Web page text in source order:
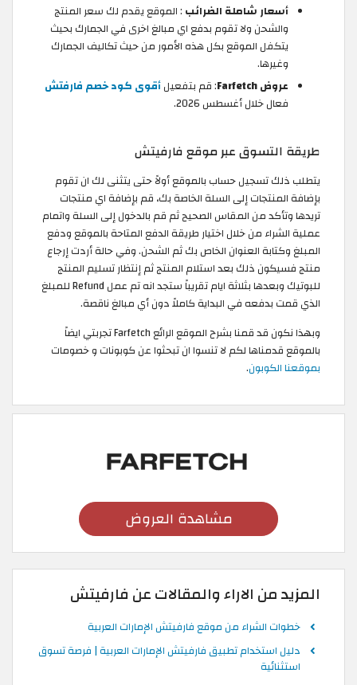
أسعار شاملة الضرائب : الموقع يقدم لك سعر المنتج
والشحن ولا تقوم بدفع اي مبالغ اخرى في الجمارك بحيث
يتكفل الموقع بكل هذه الأمور من حيث تكاليف الجمارك
وغيرها.
عروض Farfetch
: قم بتفعيلأقوى كود خصم فارفتش
فعال خلال أغسطس 2026.
طريقة التسوق عبر موقع فارفيتش
يتطلب ذلك تسجيل حساب بالموقع أولاً حتى يتثنى لك ان تقوم
بإضافة المنتجات إلى السلة الخاصة بك، قم بإضافة اي منتجات
تريدها وتأكد من المقاس الصحيح ثم قم بالدخول إلى السلة واتمام
عملية الشراء من خلال اختيار طريقة الدفع المتاحة بالموقع ودفع
المبلغ وكتابة العنوان الخاص بك ثم الشحن. وفي حالة أردت إرجاع
منتج فسيكون ذلك بعد استلام المنتج ثم إنتظار تسليم المنتج
للبوتيك وبعدها بثلاثة ايام تقريباً ستجد انه تم عمل Refund للمبلغ
الذي قمت بدفعه في البداية كاملاً دون أي مبالغ ناقصة.
وبهذا نكون قد قمنا بشرح الموقع الرائع Farfetch تجربتي ايضاً
بالموقع قدمناها لكم لا تنسوا ان تبحثوا عن كوبونات و خصومات
بموقعنا الكوبون.
مشاهدة العروض
المزيد من الاراء والمقالات عن فارفيتش
خطوات الشراء من موقع فارفيتش الإمارات العربية
دليل استخدام تطبيق فارفيتش الإمارات العربية | فرصة تسوق
استثنائية